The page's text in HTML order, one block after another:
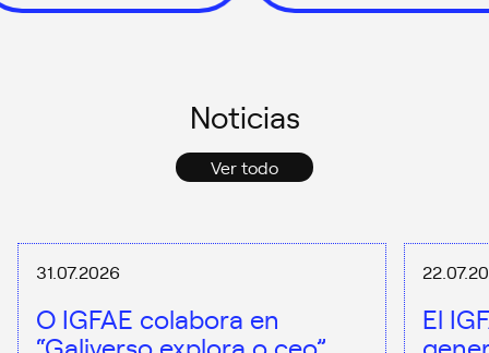
Noticias
Ver todo
31.07.2026
O IGFAE colabora en
“Galiverso explora o ceo”,
El